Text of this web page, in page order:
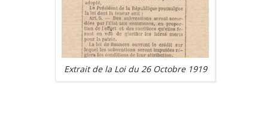
Extrait de la Loi du 26 Octobre 1919